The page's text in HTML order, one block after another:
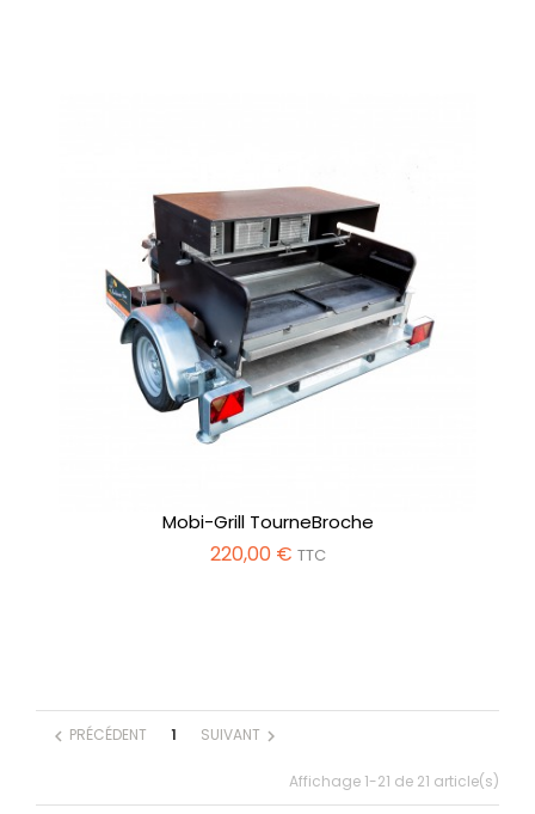
Mobi-Grill TourneBroche
220,00 € TTC
chevron_left PRÉCÉDENT 1 SUIVANT chevron_right
Affichage 1-21 de 21 article(s)